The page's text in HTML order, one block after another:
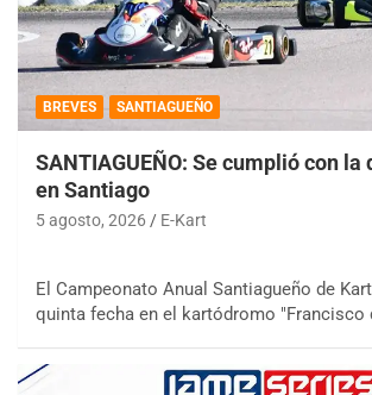
BREVES SANTIAGUEÑO
SANTIAGUEÑO: Se cumplió con la
en Santiago
5 agosto, 2026 E-Kart
El Campeonato Anual Santiagueño de
quinta fecha en el kartódromo "Francisco